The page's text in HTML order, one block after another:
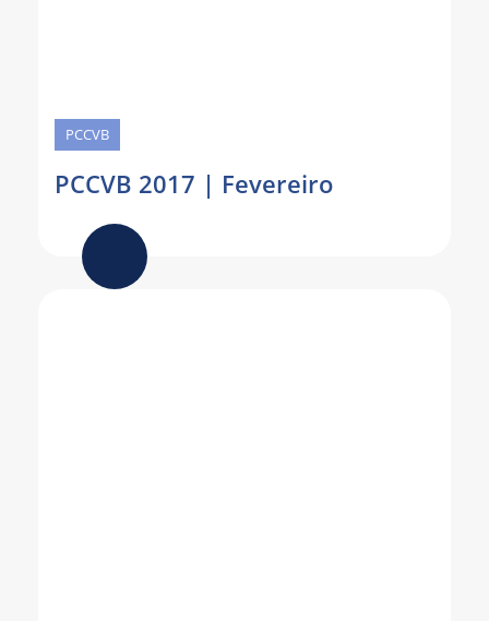
PCCVB
PCCVB 2017 | Fevereiro